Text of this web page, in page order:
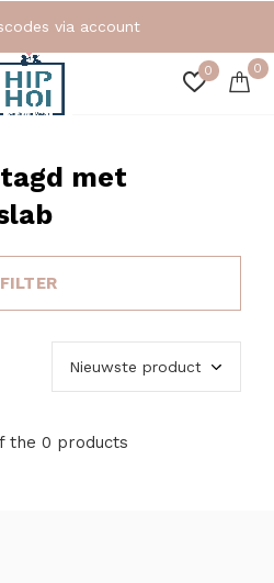
0 0
via account
met
FILTER
the 0 products